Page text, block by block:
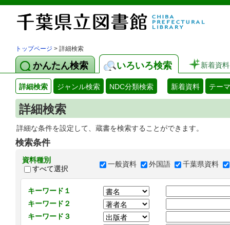
トップページ > 詳細検索
かんたん検索 いろいろ検索 新着資料
詳細検索 ジャンル検索 NDC分類検索 新着資料 テー
詳細検索
詳細な条件を設定して、蔵書を検索することができます。
検索条件
資料種別
すべて選択
一般資料 外国語 千葉県資料
キーワード１
キーワード２
キーワード３